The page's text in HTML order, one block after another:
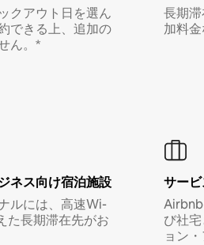
クアウト日を選ん
できる上、追加の
ん。*
長期
加料
ネ⁠ス⁠向⁠け宿⁠泊⁠施⁠設
ルには、高速Wi-
た長期滞在先がお
サー
Airbnb
び社
ョン